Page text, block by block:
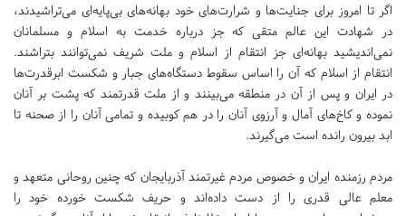
اگر تا امروز برای جنایت‌ها و شرارت‌های خود بهانه‌های بی‌پایه‌ای می‌تراشیدند،
در شهادت این عالم متقی که جز درباره خدمت به اسلام و مسلمانان
نمی‌اندیشید بهانه‌ای جز انتقام از اسلام و ملت شریف نمی‌توانند بتراشند.
انتقام از اسلام که آن را اساس سقوط دستگاه‌های جبار و شکست ابرقدرت‌ها
در ایران و پس از آن در منطقه می‌بینند و از ملت قدرتمند که پشت بر آنان
نموده و کاخ‌های آمال و آرزوی آنان را در هم کوبیده و تمامی آنان را از صحنه تا
ابد بیرون رانده است می‌گیرند.
مردم رزمنده ایران و خصوص مردم غیرتمند آذربایجان که چنین روحانی متعهد و
معلم عالی قدری را از دست داده‌اند و حریف شکست خورده خود را